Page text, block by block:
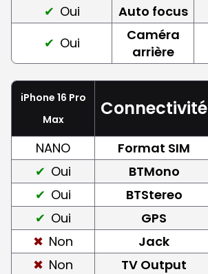
Oui
Auto focus
Oui
Caméra
arrière
iPhone 16 Pro
Max
Connectivité
NANO Format SIM
Oui
BTMono
Oui
BTStereo
Oui
GPS
Non
Jack
Non
TV Output